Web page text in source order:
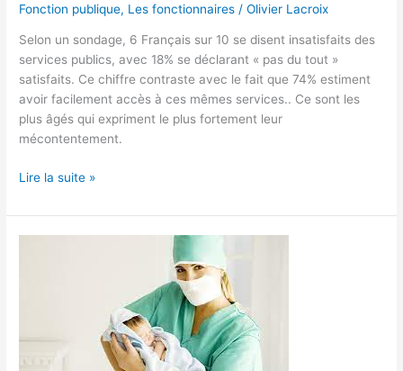
Fonction publique, Les fonctionnaires /Olivier Lacroix
Selon un sondage, 6 Français sur 10 se disent insatisfaits des
services publics, avec 18% se déclarant « pas du tout »
satisfaits. Ce chiffre contraste avec le fait que 74% estiment
avoir facilement accès à ces mêmes services.. Ce sont les
plus âgés qui expriment le plus fortement leur
mécontentement.
Lire la suite »
pour
les